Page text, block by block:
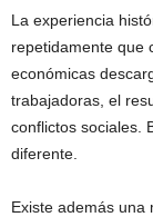
La experiencia
repetidamente que
económicas
trabajadoras, el
conflictos sociales.
diferente.
Existe además una